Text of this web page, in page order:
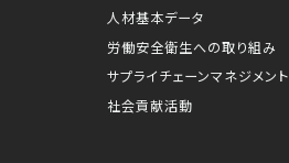
人材基本データ
労働安全衛生への取り組み
サプライチェーンマネジメント
社会貢献活動